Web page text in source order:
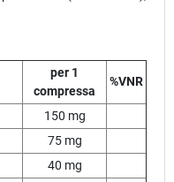
per 1
compressa
%VNR
150 mg
75 mg
40 mg